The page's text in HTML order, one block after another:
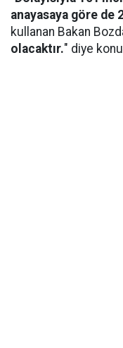
anayasaya göre de
kullanan Bakan
olacaktır." diye